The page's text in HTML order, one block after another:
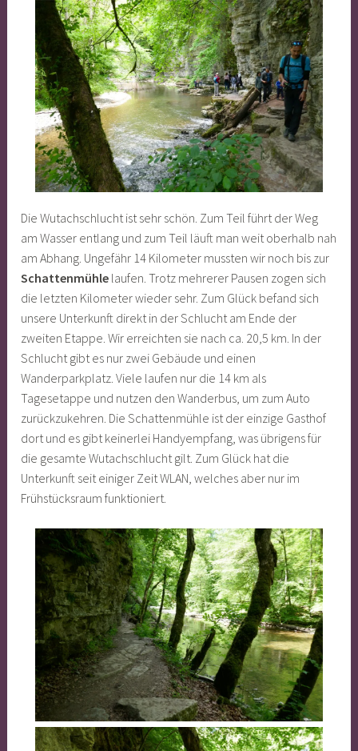
Die Wutachschlucht ist sehr schön. Zum Teil führt der Weg
am Wasser entlang und zum Teil läuft man weit oberhalb nah
am Abhang. Ungefähr 14 Kilometer mussten wir noch bis zur
Schattenmühle laufen. Trotz mehrerer Pausen zogen sich
die letzten Kilometer wieder sehr. Zum Glück befand sich
unsere Unterkunft direkt in der Schlucht am Ende der
zweiten Etappe. Wir erreichten sie nach ca. 20,5 km. In der
Schlucht gibt es nur zwei Gebäude und einen
Wanderparkplatz. Viele laufen nur die 14 km als
Tagesetappe und nutzen den Wanderbus, um zum Auto
zurückzukehren. Die Schattenmühle ist der einzige Gasthof
dort und es gibt keinerlei Handyempfang, was übrigens für
die gesamte Wutachschlucht gilt. Zum Glück hat die
Unterkunft seit einiger Zeit WLAN, welches aber nur im
Frühstücksraum funktioniert.